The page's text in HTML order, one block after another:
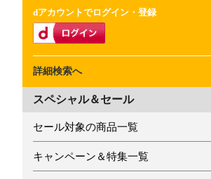
dアカウントでログイン・登録
詳細検索へ
スペシャル＆セール
セール対象の商品一覧
キャンペーン＆特集一覧